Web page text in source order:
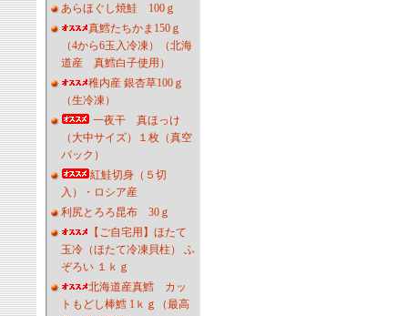
あらほぐし焼鮭 100ｇ
真鱈たちかま150ｇ
（4から6玉入冷凍）（北海
道産 真鱈白子使用）
稚内産 銀杏草100ｇ
（生冷凍）
一夜干 真ほっけ
（大中サイズ）１枚（真空
パック）
紅鮭切身（５切
入）・ロシア産
利尻とろろ昆布 30ｇ
【ご自宅用】ほたて
玉冷（ほたて冷凍貝柱） ふ
ぞろい １ｋｇ
北海道産真鱈 カッ
トもどし棒鱈 1ｋｇ（最高